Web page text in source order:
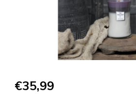
€35,99